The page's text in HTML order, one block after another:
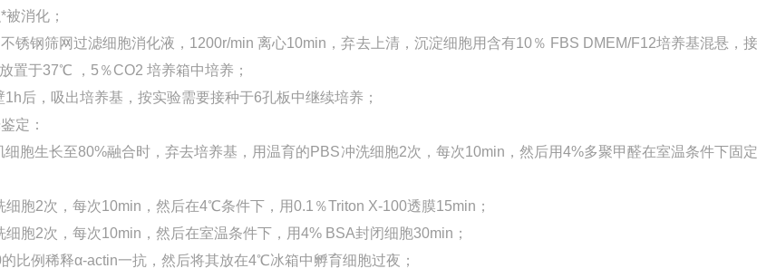
消化；
锈钢筛网过滤细胞消化液，1200r/min 离心10min，弃去上清，沉淀细胞用含有10％ FBS DMEM/F12培养基混悬，
置于37℃ ，5％CO2 培养箱中培养；
后，吸出培养基，按实验需要接种于6孔板中继续培养；
定：
胞生长至80%融合时，弃去培养基，用温育的PBS冲洗细胞2次，每次10min，然后用4%多聚甲醛在室温条件下固
胞2次，每次10min，然后在4℃条件下，用0.1％Triton X-100透膜15min；
胞2次，每次10min，然后在室温条件下，用4% BSA封闭细胞30min；
比例稀释α-actin一抗，然后将其放在4℃冰箱中孵育细胞过夜；